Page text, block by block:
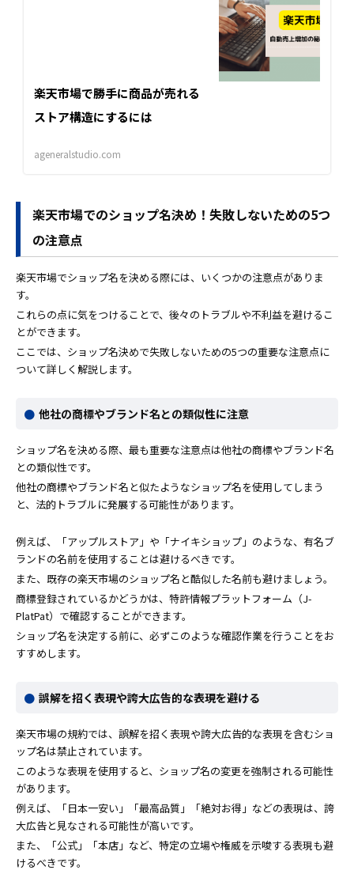
楽天市場で勝手に商品が売れる
ストア構造にするには
ageneralstudio.com
楽天市場でのショップ名決め！失敗しないための5つ
の注意点
楽天市場でショップ名を決める際には、いくつかの注意点がありま
す。
これらの点に気をつけることで、後々のトラブルや不利益を避けるこ
とができます。
ここでは、ショップ名決めで失敗しないための5つの重要な注意点に
ついて詳しく解説します。
他社の商標やブランド名との類似性に注意
ショップ名を決める際、最も重要な注意点は他社の商標やブランド名
との類似性です。
他社の商標やブランド名と似たようなショップ名を使用してしまう
と、法的トラブルに発展する可能性があります。
例えば、「アップルストア」や「ナイキショップ」のような、有名ブ
ランドの名前を使用することは避けるべきです。
また、既存の楽天市場のショップ名と酷似した名前も避けましょう。
商標登録されているかどうかは、特許情報プラットフォーム（J-
PlatPat）で確認することができます。
ショップ名を決定する前に、必ずこのような確認作業を行うことをお
すすめします。
誤解を招く表現や誇大広告的な表現を避ける
楽天市場の規約では、誤解を招く表現や誇大広告的な表現を含むショ
ップ名は禁止されています。
このような表現を使用すると、ショップ名の変更を強制される可能性
があります。
例えば、「日本一安い」「最高品質」「絶対お得」などの表現は、誇
大広告と見なされる可能性が高いです。
また、「公式」「本店」など、特定の立場や権威を示唆する表現も避
けるべきです。